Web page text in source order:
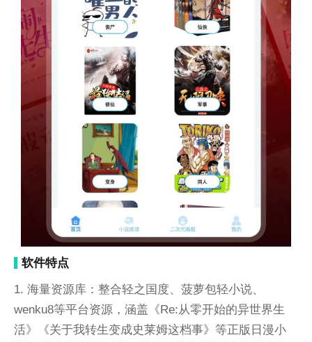
软件特点
1. 海量资源库：整合轻之国度、菠萝包轻小说、
wenku8等平台资源，涵盖《Re:从零开始的异世界生
活》《关于我转生变成史莱姆这档事》等正版日漫小